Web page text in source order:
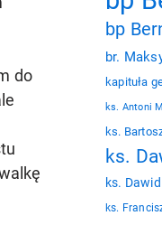
do
bp
br.
kapituła
ks. Antoni
ks.
ks.
ks.
ks.